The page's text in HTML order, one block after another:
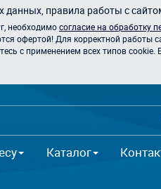
правила работы с
необходимосогласие на обработку
офертой! Для корректной работы
с применением всех типов cookie.
Каталог